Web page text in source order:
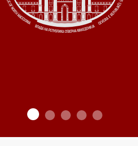
Програми